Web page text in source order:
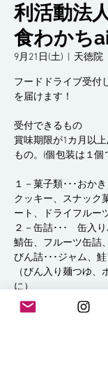
利活動法
食わかち
9月21日(土) 天徳院
フードドライブ受付
を届けます！
受付できるもの
賞味期限が1カ月以
もの。(個包装は１
１－菓子類･･･おか
クッキー、スナック
ート、ドライフルー
２－缶詰･･･ 缶入り
鯖缶、フルーツ缶詰
びん詰･･･ジャム、
（びん入り麺つゆ、
に）
３－穀類、麺･･･玄
そば、そうめん、パ